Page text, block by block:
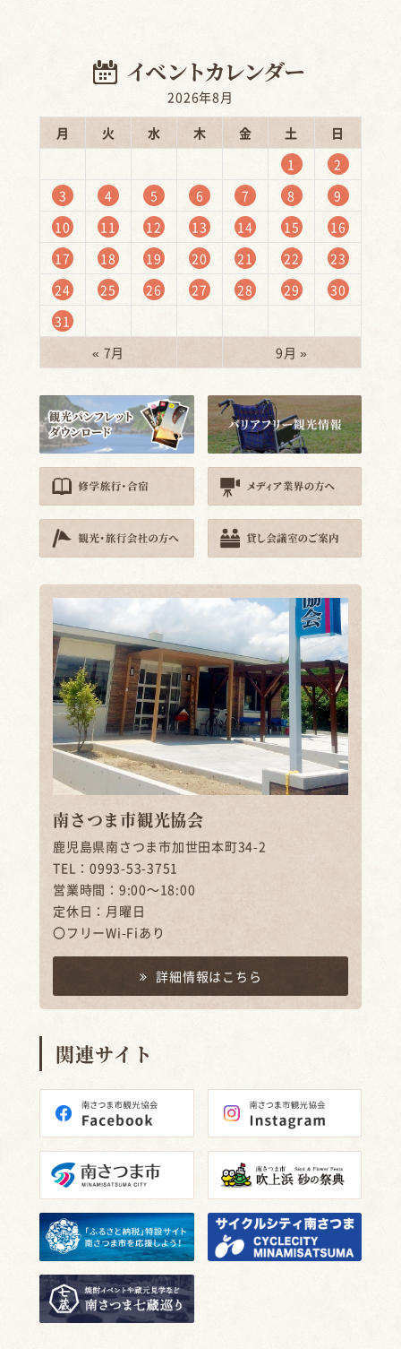
2026年8月
月
火 水 木 金 土
日
1
2
3
4 5 6 7 8
9
10
11 12 13 14 15
16
17
18 19 20 21 22
23
24
25 26 27 28 29
30
31
« 7月
9月 »
南さつま市観光協会
鹿児島県南さつま市加世田本町34-2
TEL：0993-53-3751
営業時間：9:00～18:00
定休日：月曜日
〇フリーWi-Fiあり
詳細情報はこちら
関連サイト